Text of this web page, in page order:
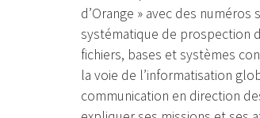
d’Orange » avec des
systématique de prospection
fichiers, bases et systèmes
la voie de l’informatisation
communication en direction